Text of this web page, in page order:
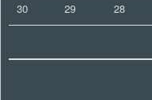
28
29
30